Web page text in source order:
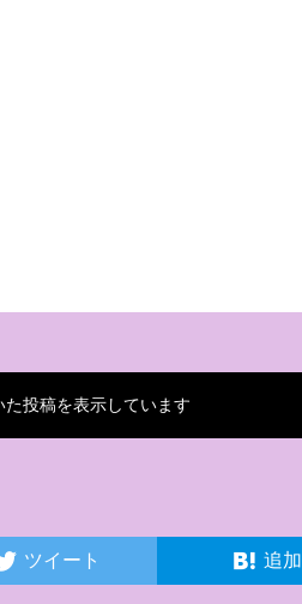
た投稿を表示しています
ツイート 追加